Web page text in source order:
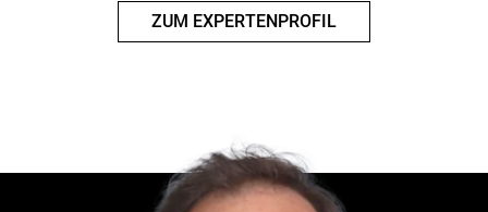
ZUM EXPERTENPROFIL